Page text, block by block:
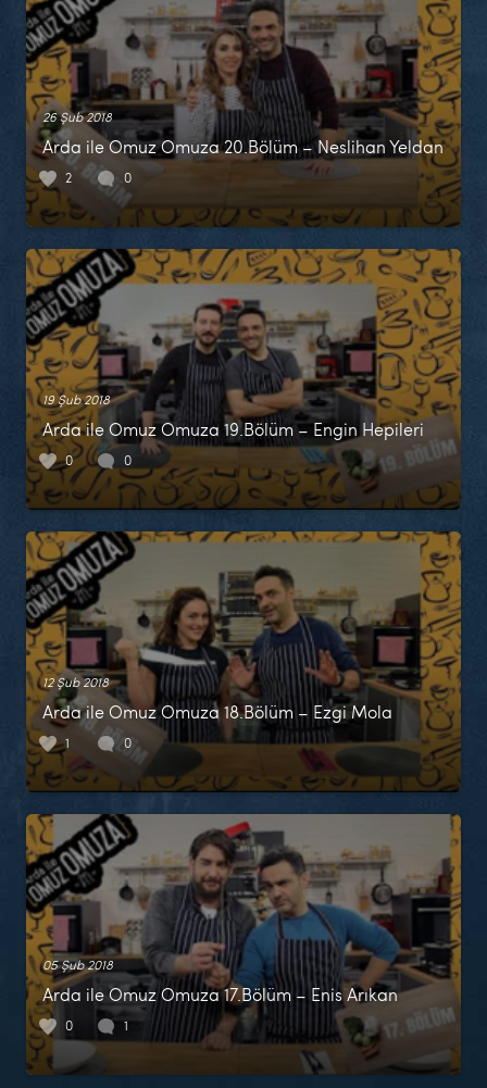
26 Şub 2018
Arda ile Omuz Omuza 20.Bölüm – Neslihan Yeldan
2 0
19 Şub 2018
Arda ile Omuz Omuza 19.Bölüm – Engin Hepileri
0 0
12 Şub 2018
Arda ile Omuz Omuza 18.Bölüm – Ezgi Mola
1 0
05 Şub 2018
Arda ile Omuz Omuza 17.Bölüm – Enis Arıkan
0 1